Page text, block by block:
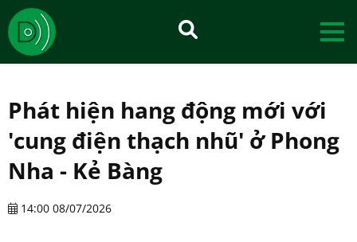
Phát hiện hang động mới với
'cung điện thạch nhũ' ở Phong
Nha - Kẻ Bàng
14:00 08/07/2026